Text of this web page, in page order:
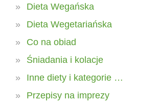
Dieta Wegańska
Dieta Wegetariańska
Co na obiad
Śniadania i kolacje
Inne diety i kategorie …
Przepisy na imprezy